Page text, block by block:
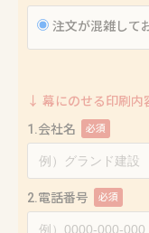
注文が混雑して
↓ 幕にのせる印刷内
1.会社名
必須
2.電話番号 必須